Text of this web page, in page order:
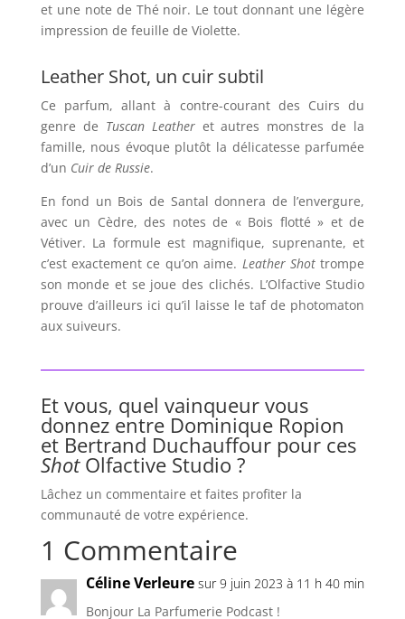
et une note de Thé noir. Le tout donnant une légère
impression de feuille de Violette.
Leather Shot, un cuir subtil
Ce parfum, allant à contre-courant des Cuirs du
genre de Tuscan Leatheret autres monstres de la
famille, nous évoque plutôt la délicatesse parfumée
d’un Cuir de Russie.
En fond un Bois de Santal donnera de l’envergure,
avec un Cèdre, des notes de « Bois flotté » et de
Vétiver. La formule est magnifique, suprenante, et
c’est exactement ce qu’on aime. Leather Shottrompe
son monde et se joue des clichés. L’Olfactive Studio
prouve d’ailleurs ici qu’il laisse le taf de photomaton
aux suiveurs.
Et vous, quel vainqueur vous
donnez entre Dominique Ropion
et Bertrand Duchauffour pour ces
ShotOlfactive Studio ?
Lâchez un commentaire et faites profiter la
communauté de votre expérience.
1 Commentaire
Céline Verleure sur 9 juin 2023 à 11 h 40 min
Bonjour La Parfumerie Podcast !